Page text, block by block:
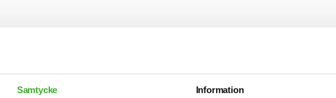
Samtycke Information
Som person är du självständig och trygg i din kompetens. Du är
och initiativtagande. Vidare är du samarbetsorienterad och